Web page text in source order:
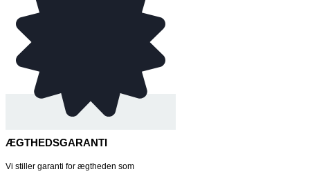
ÆGTHEDSGARANTI
Vi stiller garanti for ægtheden som